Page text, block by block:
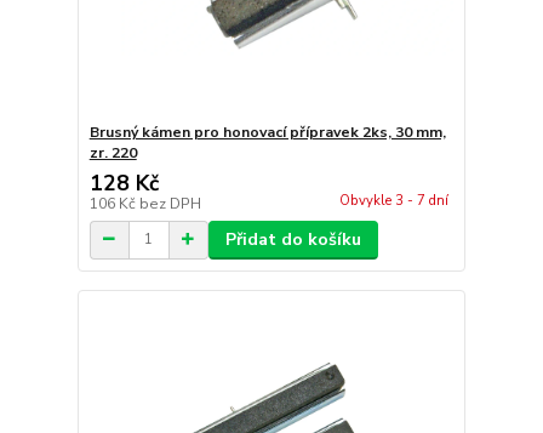
Brusný kámen pro honovací přípravek 2ks, 30 mm,
zr. 220
128 Kč
106 Kč bez DPH Obvykle 3 - 7 dní
Přidat do košíku